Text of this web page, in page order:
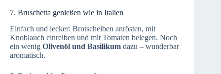
7. Bruschetta genießen wie in Italien
Einfach und lecker: Brotscheiben anrösten, mit
Knoblauch einreiben und mit Tomaten belegen. Noch
ein wenig Olivenöl und Basilikum dazu – wunderbar
aromatisch.